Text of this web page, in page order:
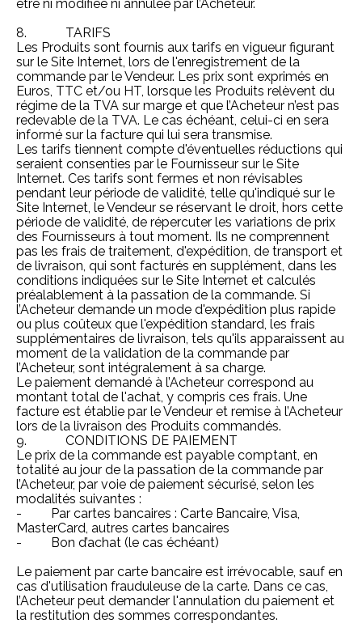
être ni modifiée ni annulée par l’Acheteur.
8. TARIFS
Les Produits sont fournis aux tarifs en vigueur figurant
sur le Site Internet, lors de l'enregistrement de la
commande par le Vendeur. Les prix sont exprimés en
Euros, TTC et/ou HT, lorsque les Produits relèvent du
régime de la TVA sur marge et que l’Acheteur n’est pas
redevable de la TVA. Le cas échéant, celui-ci en sera
informé sur la facture qui lui sera transmise.
Les tarifs tiennent compte d'éventuelles réductions qui
seraient consenties par le Fournisseur sur le Site
Internet. Ces tarifs sont fermes et non révisables
pendant leur période de validité, telle qu'indiqué sur le
Site Internet, le Vendeur se réservant le droit, hors cette
période de validité, de répercuter les variations de prix
des Fournisseurs à tout moment. Ils ne comprennent
pas les frais de traitement, d'expédition, de transport et
de livraison, qui sont facturés en supplément, dans les
conditions indiquées sur le Site Internet et calculés
préalablement à la passation de la commande. Si
l’Acheteur demande un mode d'expédition plus rapide
ou plus coûteux que l'expédition standard, les frais
supplémentaires de livraison, tels qu'ils apparaissent au
moment de la validation de la commande par
l’Acheteur, sont intégralement à sa charge.
Le paiement demandé à l’Acheteur correspond au
montant total de l'achat, y compris ces frais. Une
facture est établie par le Vendeur et remise à l’Acheteur
lors de la livraison des Produits commandés.
9. CONDITIONS DE PAIEMENT
Le prix de la commande est payable comptant, en
totalité au jour de la passation de la commande par
l’Acheteur, par voie de paiement sécurisé, selon les
modalités suivantes :
- Par cartes bancaires : Carte Bancaire, Visa,
MasterCard, autres cartes bancaires
- Bon d’achat (le cas échéant)
Le paiement par carte bancaire est irrévocable, sauf en
cas d'utilisation frauduleuse de la carte. Dans ce cas,
l’Acheteur peut demander l'annulation du paiement et
la restitution des sommes correspondantes.